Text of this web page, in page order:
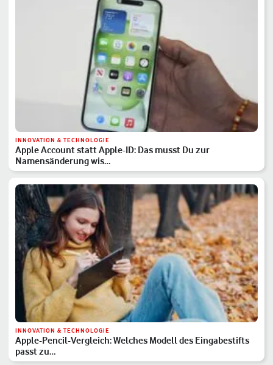
INNOVATION & TECHNOLOGIE
Apple Account statt Apple-ID: Das musst Du zur
Namensänderung wis…
INNOVATION & TECHNOLOGIE
Apple-Pencil-Vergleich: Welches Modell des Eingabestifts
passt zu…